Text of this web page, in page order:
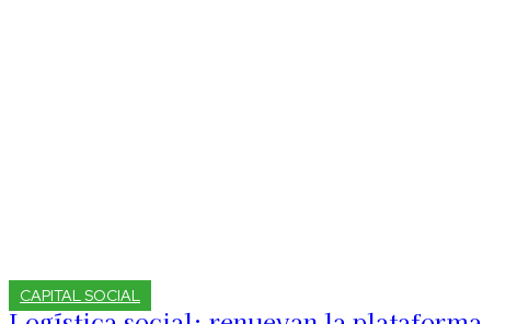
CAPITAL SOCIAL